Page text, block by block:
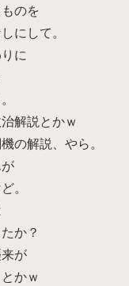
のを
にして。
に
解説とかｗ
の解説、やら。
。
か？
が
かｗ